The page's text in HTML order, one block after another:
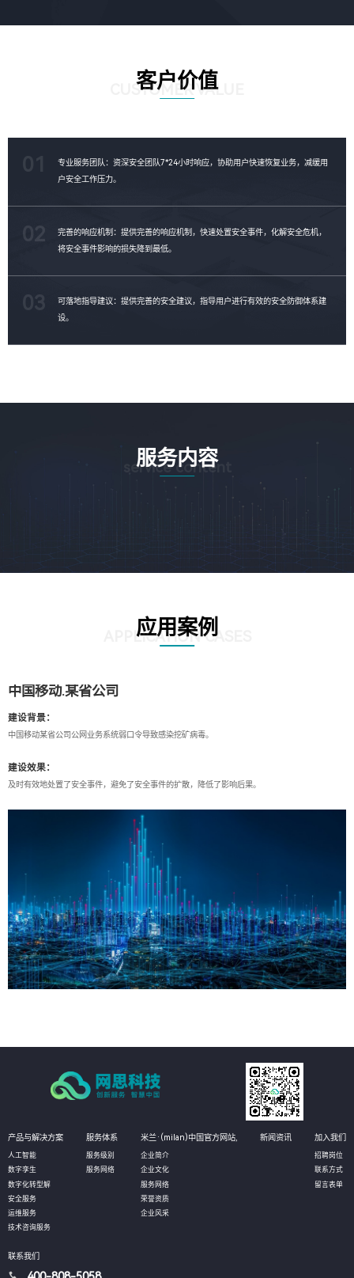
客户价值
CUSTOMER VALUE
专业服务团队：资深安全团队7*24小时响应，协助用户快速恢复业务，减缓用
户安全工作压力。
完善的响应机制：提供完善的响应机制，快速处置安全事件，化解安全危机，
将安全事件影响的损失降到最低。
02
可落地指导建议：提供完善的安全建议，指导用户进行有效的安全防御体系建
设。
03
服务内容
service content
应用案例
APPLICATION CASES
中国移动.某省公司
建设背景：
中国移动某省公司公网业务系统弱口令导致感染挖矿病毒。
建设效果：
及时有效地处置了安全事件，避免了安全事件的扩散，降低了影响后果。
产品与解决方案
人工智能
数字孪生
数字化转型解
安全服务
运维服务
技术咨询服务
服务体系
服务级别
服务网络
米兰·(milan)中国官方网站,
企业简介
企业文化
服务网络
荣誉资质
企业风采
新闻资讯 加入我们
招聘岗位
联系方式
留言表单
联系我们